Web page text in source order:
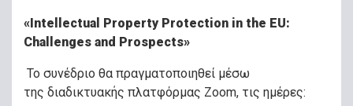
«Intellectual Property Protection in the EU:
Challenges and Prospects»
Το συνέδριο θα πραγματοποιηθεί μέσω
της διαδικτυακής πλατφόρμας Zoom, τις ημέρες: